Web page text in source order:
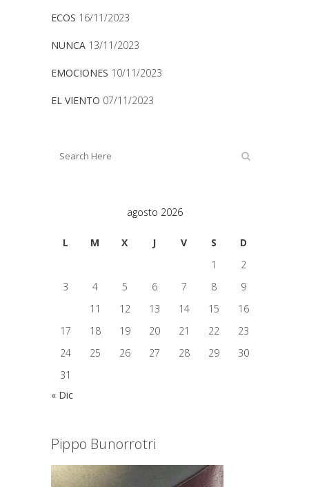
ECOS 16/11/2023
NUNCA 13/11/2023
EMOCIONES 10/11/2023
EL VIENTO 07/11/2023
agosto 2026
L M X J V S
D
1
2
3
4 5 6 7 8
9
11 12 13 14 15
16
17
18 19 20 21 22
23
24
25 26 27 28 29
30
31
« Dic
Pippo Bunorrotri